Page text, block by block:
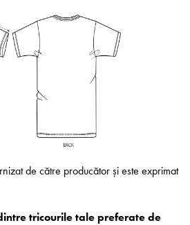
de către producător și este exprimat
tricourile tale preferate de